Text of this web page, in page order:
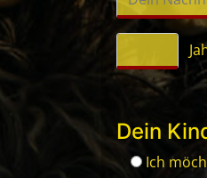
Dein
Ich